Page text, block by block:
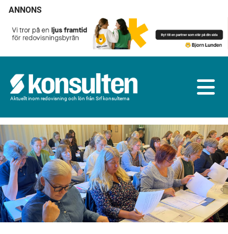
ANNONS
Aktuellt inom redovisning och lön från Srf konsulterna